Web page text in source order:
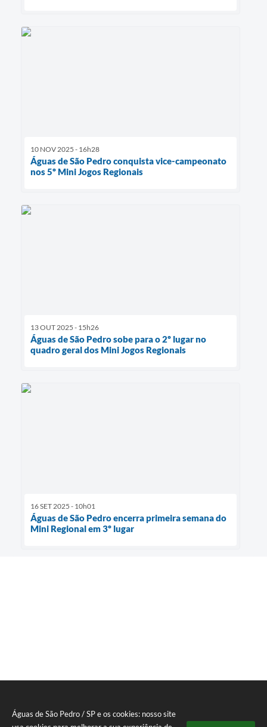
Águas de São Pedro / SP e os cookies: nosso site
10 NOV 2025 - 16h28
Águas de São Pedro conquista vice-campeonato
nos 5º Mini Jogos Regionais
13 OUT 2025 - 15h26
Águas de São Pedro sobe para o 2º lugar no
quadro geral dos Mini Jogos Regionais
16 SET 2025 - 10h01
Águas de São Pedro encerra primeira semana do
Mini Regional em 3º lugar